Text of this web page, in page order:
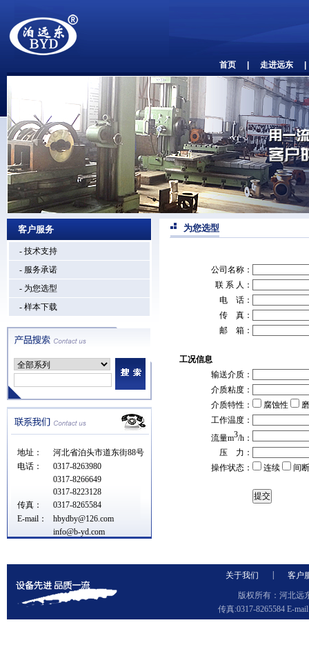
首页 走进远东
客户服务
- 技术支持
- 服务承诺
- 为您选型
- 样本下载
地址：
河北省泊头市道东街88号
电话：
0317-8263980
0317-8266649
0317-8223128
传真：
0317-8265584
E-mail：
hbydby@126.com
info@b-yd.com
为您选型
公司名称：
联 系 人：
电 话：
传 真：
邮 箱：
工况信息
输送介质：
介质粘度：
介质特性：
腐蚀性
工作温度：
流量m3/h：
压 力：
操作状态：
连续 间断
关于我们 客户
版权所有：河北远
传真:0317-8265584 E-